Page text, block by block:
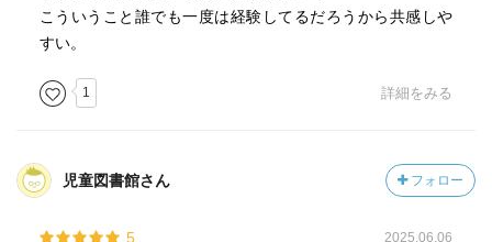
こういうこと誰でも一度は経験してるだろうから共感しや
すい。
1 詳細をみる
児童図書館さん フォロー
5 2025.06.06